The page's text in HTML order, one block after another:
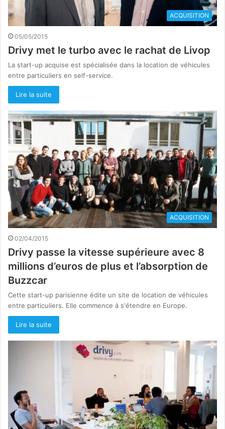
ACQUISITION
05/05/2015
Drivy met le turbo avec le rachat de Livop
La start-up acquise est spécialisée dans la location de véhicules
entre particuliers en self-service.
Lire la suite
ACQUISITION
02/04/2015
Drivy passe la vitesse supérieure avec 8
millions d’euros de plus et l’absorption de
Buzzcar
Cette start-up parisienne édite un site de location de véhicules
entre particuliers. Elle commence à s'étendre en Europe.
Lire la suite